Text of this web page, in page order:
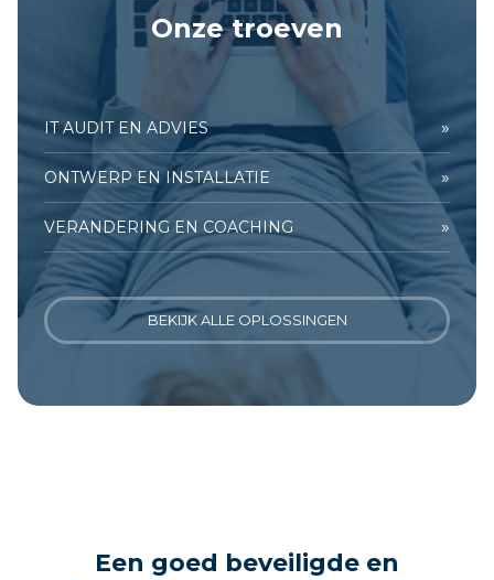
Onze troeven
IT AUDIT EN ADVIES »
ONTWERP EN INSTALLATIE »
VERANDERING EN COACHING »
BEKIJK ALLE OPLOSSINGEN
Een goed beveiligde en